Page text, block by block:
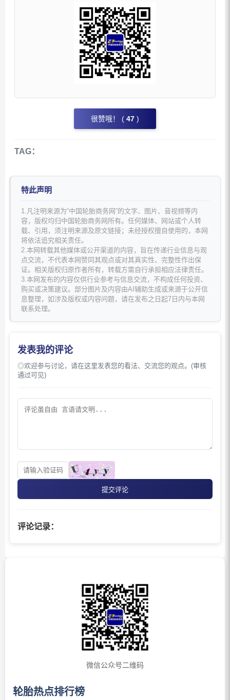
很赞哦！ ( 47 )
TAG：
特此声明
1.凡注明来源为“中国轮胎商务网”的文字、图片、音视频等内
容，版权均归中国轮胎商务网所有。任何媒体、网站或个人转
载、引用，须注明来源及原文链接；未经授权擅自使用的，本网
将依法追究相关责任。
2.本网转载其他媒体或公开渠道的内容，旨在传递行业信息与观
点交流，不代表本网赞同其观点或对其真实性、完整性作出保
证。相关版权归原作者所有，转载方需自行承担相应法律责任。
3.本网发布的内容仅供行业参考与信息交流，不构成任何投资、
购买或决策建议。部分图片及内容由AI辅助生成或来源于公开信
息整理，如涉及版权或内容问题，请在发布之日起7日内与本网
联系处理。
发表我的评论
◎欢迎参与讨论，请在这里发表您的看法、交流您的观点。(审核
通过可见)
提交评论
评论记录：
微信公众号二维码
轮胎热点排行榜